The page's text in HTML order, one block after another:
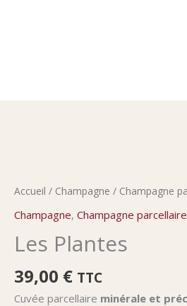
Accueil / Champagne / Champagne
Champagne, Champagne
Les Plantes
39,00 € TTC
Cuvée parcellaire minérale et
Les